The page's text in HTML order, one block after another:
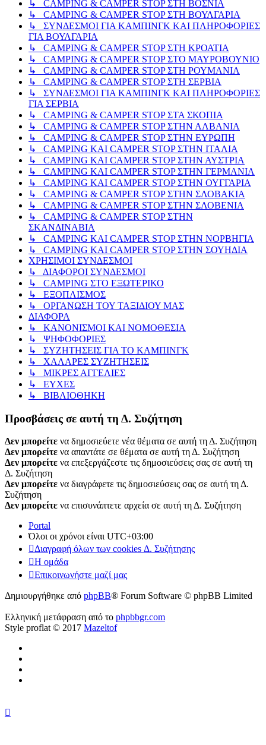
↳ CAMPING & CAMPER STOP ΣΤΗ ΒΟΣΝΙΑ
↳ CAMPING & CAMPER STOP ΣΤΗ ΒΟΥΛΓΑΡΙΑ
↳ ΣΥΝΔΕΣΜΟΙ ΓΙΑ ΚΑΜΠΙΝΓΚ ΚΑΙ ΠΛΗΡΟΦΟΡΙΕΣ
ΓΙΑ ΒΟΥΛΓΑΡΙΑ
↳ CAMPING & CAMPER STOP ΣΤΗ ΚΡΟΑΤΙΑ
↳ CAMPING & CAMPER STOP ΣΤΟ ΜΑΥΡΟΒΟΥΝΙΟ
↳ CAMPING & CAMPER STOP ΣΤΗ ΡΟΥΜΑΝΙΑ
↳ CAMPING & CAMPER STOP ΣΤΗ ΣΕΡΒΙΑ
↳ ΣΥΝΔΕΣΜΟΙ ΓΙΑ ΚΑΜΠΙΝΓΚ ΚΑΙ ΠΛΗΡΟΦΟΡΙΕΣ
ΓΙΑ ΣΕΡΒΙΑ
↳ CAMPING & CAMPER STOP ΣΤΑ ΣΚΟΠΙΑ
↳ CAMPING & CAMPER STOP ΣΤΗΝ ΑΛΒΑΝΙΑ
↳ CAMPING & CAMPER STOP ΣΤΗΝ ΕΥΡΩΠΗ
↳ CAMPING KAI CAMPER STOP ΣΤΗΝ ΙΤΑΛΙΑ
↳ CAMPING KAI CAMPER STOP ΣΤΗΝ ΑΥΣΤΡΙΑ
↳ CAMPING KAI CAMPER STOP ΣΤΗΝ ΓΕΡΜΑΝΙΑ
↳ CAMPING KAI CAMPER STOP ΣΤΗΝ ΟΥΓΓΑΡΙΑ
↳ CAMPING & CAMPER STOP ΣΤΗΝ ΣΛΟΒΑΚΙΑ
↳ CAMPING & CAMPER STOP ΣΤΗΝ ΣΛΟΒΕΝΙΑ
↳ CAMPING & CAMPER STOP ΣΤΗΝ
ΣΚΑΝΔΙΝΑΒΙΑ
↳ CAMPING KAI CAMPER STOP ΣΤΗΝ ΝΟΡΒΗΓΙΑ
↳ CAMPING KAI CAMPER STOP ΣΤΗΝ ΣΟΥΗΔΙΑ
ΧΡΗΣΙΜΟΙ ΣΥΝΔΕΣΜΟΙ
↳ ΔΙΑΦΟΡΟΙ ΣΥΝΔΕΣΜΟΙ
↳ CAMPING ΣΤΟ ΕΞΩΤΕΡΙΚΟ
↳ ΕΞΟΠΛΙΣΜΟΣ
↳ ΟΡΓΑΝΩΣΗ ΤΟΥ ΤΑΞΙΔΙΟΥ ΜΑΣ
ΔΙΑΦΟΡΑ
↳ ΚΑΝΟΝΙΣΜΟΙ ΚΑΙ ΝΟΜΟΘΕΣΙΑ
↳ ΨΗΦΟΦΟΡΙΕΣ
↳ ΣΥΖΗΤΗΣΕΙΣ ΓΙΑ ΤΟ ΚΑΜΠΙΝΓΚ
↳ ΧΑΛΑΡΕΣ ΣΥΖΗΤΗΣΕΙΣ
↳ ΜΙΚΡΕΣ ΑΓΓΕΛΙΕΣ
↳ ΕΥΧΕΣ
↳ ΒΙΒΛΙΟΘΗΚΗ
Προσβάσεις σε αυτή τη Δ. Συζήτηση
Δεν μπορείτε να δημοσιεύετε νέα θέματα σε αυτή τη Δ. Συζήτηση
Δεν μπορείτε να απαντάτε σε θέματα σε αυτή τη Δ. Συζήτηση
Δεν μπορείτε να επεξεργάζεστε τις δημοσιεύσεις σας σε αυτή τη
Δ. Συζήτηση
Δεν μπορείτε να διαγράφετε τις δημοσιεύσεις σας σε αυτή τη Δ.
Συζήτηση
Δεν μπορείτε να επισυνάπτετε αρχεία σε αυτή τη Δ. Συζήτηση
Portal
Όλοι οι χρόνοι είναι UTC+03:00
Διαγραφή όλων των cookies Δ. Συζήτησης
Η ομάδα
Επικοινωνήστε μαζί μας
Δημιουργήθηκε από phpBB® Forum Software © phpBB Limited
Ελληνική μετάφραση από το phpbbgr.com
Style proflat © 2017 Mazeltof